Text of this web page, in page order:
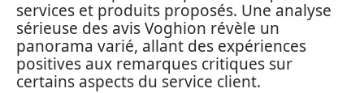
services et produits proposés. Une analyse
sérieuse des avis Voghion révèle un
panorama varié, allant des expériences
positives aux remarques critiques sur
certains aspects du service client.